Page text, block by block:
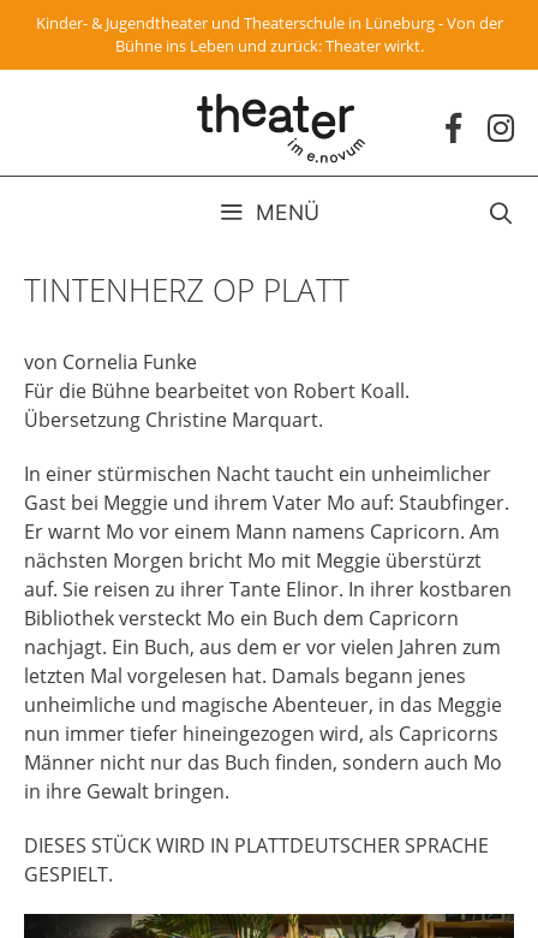
Zum
springen
Kinder- & Jugendtheater und Theaterschule in Lüneburg - Von der
Bühne ins Leben und zurück: Theater wirkt.
MENÜ
TINTENHERZ OP PLATT
von Cornelia Funke
Für die Bühne bearbeitet von Robert Koall.
Übersetzung Christine Marquart.
In einer stürmischen Nacht taucht ein unheimlicher
Gast bei Meggie und ihrem Vater Mo auf: Staubfinger.
Er warnt Mo vor einem Mann namens Capricorn. Am
nächsten Morgen bricht Mo mit Meggie überstürzt
auf. Sie reisen zu ihrer Tante Elinor. In ihrer kostbaren
Bibliothek versteckt Mo ein Buch dem Capricorn
nachjagt. Ein Buch, aus dem er vor vielen Jahren zum
letzten Mal vorgelesen hat. Damals begann jenes
unheimliche und magische Abenteuer, in das Meggie
nun immer tiefer hineingezogen wird, als Capricorns
Männer nicht nur das Buch finden, sondern auch Mo
in ihre Gewalt bringen.
DIESES STÜCK WIRD IN PLATTDEUTSCHER SPRACHE
GESPIELT.